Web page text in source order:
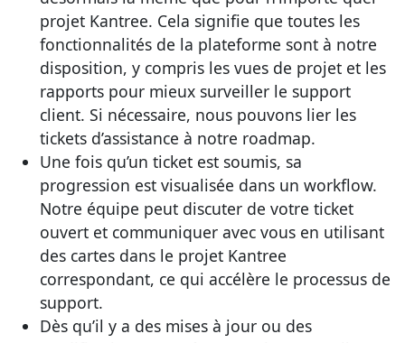
projet Kantree. Cela signifie que toutes les
fonctionnalités de la plateforme sont à notre
disposition, y compris les vues de projet et les
rapports pour mieux surveiller le support
client. Si nécessaire, nous pouvons lier les
tickets d’assistance à notre roadmap.
Une fois qu’un ticket est soumis, sa
progression est visualisée dans un workflow.
Notre équipe peut discuter de votre ticket
ouvert et communiquer avec vous en utilisant
des cartes dans le projet Kantree
correspondant, ce qui accélère le processus de
support.
Dès qu’il y a des mises à jour ou des